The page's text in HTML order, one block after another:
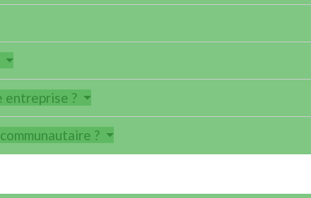
entreprise ?
?